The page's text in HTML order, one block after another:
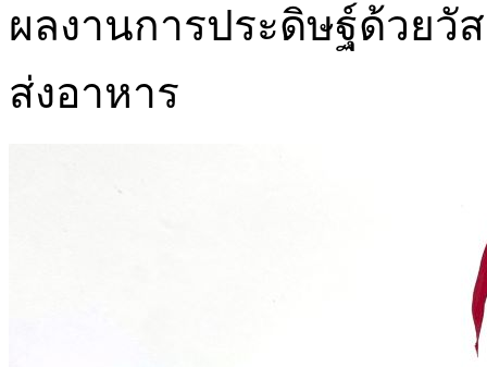
ผลงานการประดิษฐ์ด้วยวั
ส่งอาหาร